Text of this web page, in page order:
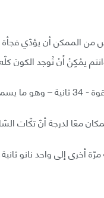
من الممكن أن يؤدّي
يمْكِنُ أَنْ تُوجد الكونَ
معًا لدرجة أنّ تكّات
مرّة أخرى إلى واحد نانو